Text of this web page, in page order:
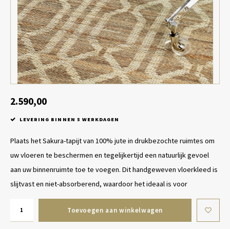
Tafel lampen draadloos
Plantenbakken
Schalen & Servies
Dozen & Juwelenboxen
Geurstokjes
Spellen
2.590,00
LEVERING BINNEN 5 WERKDAGEN
Plaats het Sakura-tapijt van 100% jute in drukbezochte ruimtes om
uw vloeren te beschermen en tegelijkertijd een natuurlijk gevoel
aan uw binnenruimte toe te voegen. Dit handgeweven vloerkleed is
slijtvast en niet-absorberend, waardoor het ideaal is voor
Toevoegen aan winkelwagen